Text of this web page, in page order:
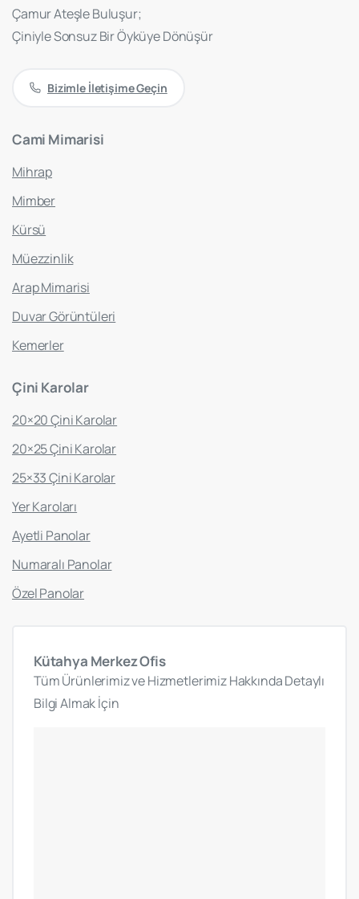
Çamur Ateşle Buluşur;
Çiniyle Sonsuz Bir Öyküye Dönüşür
Bizimle İletişime Geçin
Cami Mimarisi
Mihrap
Mimber
Kürsü
Müezzinlik
Arap Mimarisi
Duvar Görüntüleri
Kemerler
Çini Karolar
20×20 Çini Karolar
20×25 Çini Karolar
25×33 Çini Karolar
Yer Karoları
Ayetli Panolar
Numaralı Panolar
Özel Panolar
Kütahya MerkezOfis
Tüm Ürünlerimiz ve Hizmetlerimiz Hakkında Detaylı
Bilgi Almak İçin